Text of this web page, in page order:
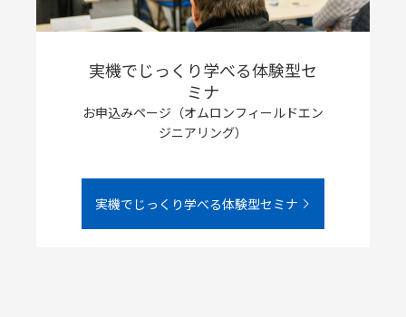
実機でじっくり学べる体験型セ
ミナ
お申込みページ（オムロンフィールドエン
ジニアリング）
実機でじっくり学べる体験型セミナ